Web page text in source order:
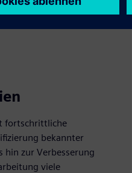
fortschrittliche
bekannter
hin zur Verbesserung
viele